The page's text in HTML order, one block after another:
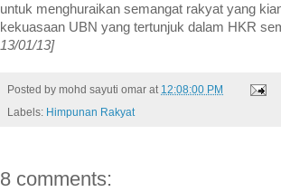
untuk menghuraikan semangat rakyat yang
kekuasaan UBN yang tertunjuk dalam HKR
13/01/13]
Posted by mohd sayuti omar at 12:08:00 PM
Labels: Himpunan Rakyat
8 comments: